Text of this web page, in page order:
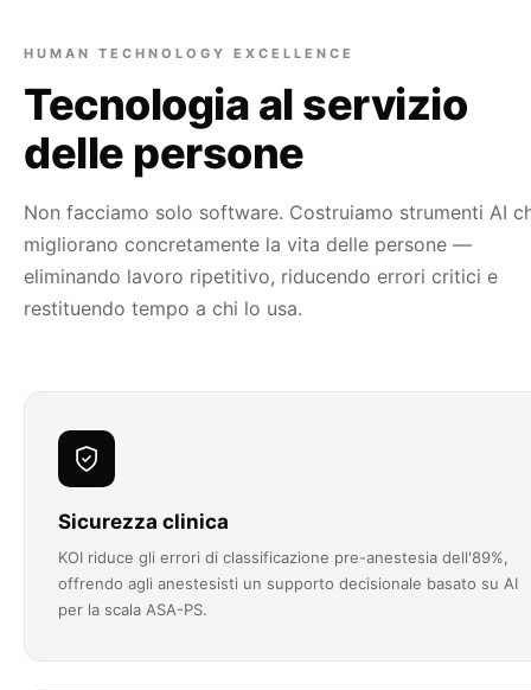
HUMAN TECHNOLOGY EXCELLENCE
Tecnologia al servizio
delle persone
Non facciamo solo software. Costruiamo strumenti AI
migliorano concretamente la vita delle persone —
eliminando lavoro ripetitivo, riducendo errori critici e
restituendo tempo a chi lo usa.
Sicurezza clinica
KOI riduce gli errori di classificazione pre-anestesia dell'89%,
offrendo agli anestesisti un supporto decisionale basato su AI
per la scala ASA-PS.